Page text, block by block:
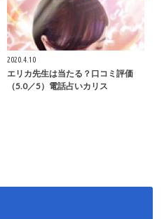
2020.4.10
エリカ先生は当たる？口コミ評価
（5.0／5）電話占いカリス